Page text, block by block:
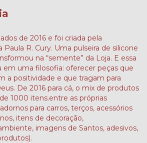
de 2016 e foi criada pela
R. Cury. Uma pulseira de silicone
na “semente” da Loja. E essa
em uma filosofia: oferecer peças que
a positividade e que tragam para
De 2016 para cá, o mix de produtos
1000 itens.entre as próprias
para carros, terços, acessórios
itens de decoração,
imagens de Santos, adesivos,